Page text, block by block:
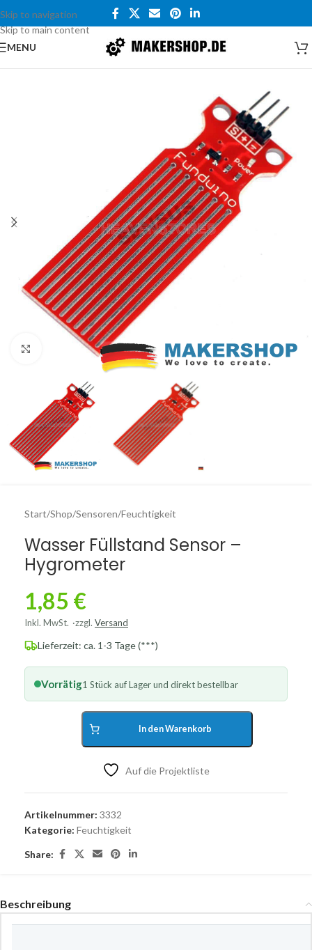
Skip to navigation
Skip to main content
MENU
Click to enlarge
Start/Shop/Sensoren/Feuchtigkeit
Wasser Füllstand Sensor –
Hygrometer
1,85 €
Inkl. MwSt. zzgl. Versand
Lieferzeit: ca. 1-3 Tage (***)
Vorrätig1 Stück auf Lager und direkt bestellbar
In den Warenkorb
Auf die Projektliste
Artikelnummer: 3332
Kategorie: Feuchtigkeit
Share:
Beschreibung